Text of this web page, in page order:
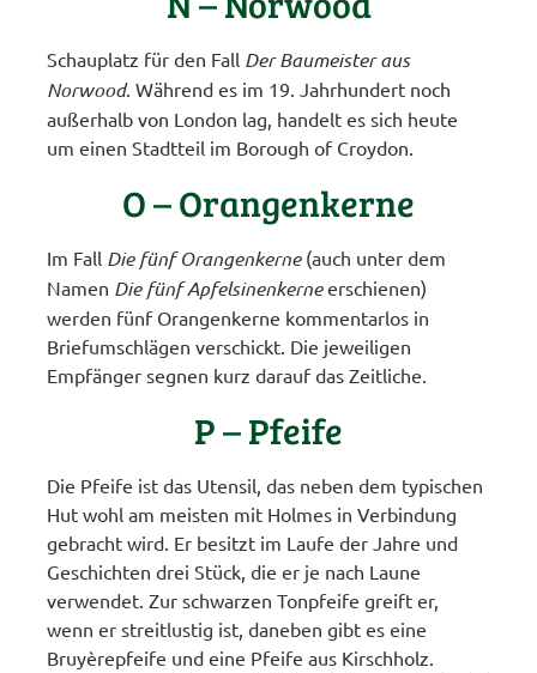
Schauplatz für den Fall Der Baumeister aus
Norwood. Während es im 19. Jahrhundert noch
außerhalb von London lag, handelt es sich heute
um einen Stadtteil im Borough of Croydon.
O – Orangenkerne
Im Fall Die fünf Orangenkerne(auch unter dem
Namen Die fünf Apfelsinenkerneerschienen)
werden fünf Orangenkerne kommentarlos in
Briefumschlägen verschickt. Die jeweiligen
Empfänger segnen kurz darauf das Zeitliche.
P – Pfeife
Die Pfeife ist das Utensil, das neben dem typischen
Hut wohl am meisten mit Holmes in Verbindung
gebracht wird. Er besitzt im Laufe der Jahre und
Geschichten drei Stück, die er je nach Laune
verwendet. Zur schwarzen Tonpfeife greift er,
wenn er streitlustig ist, daneben gibt es eine
Bruyèrepfeife und eine Pfeife aus Kirschholz.